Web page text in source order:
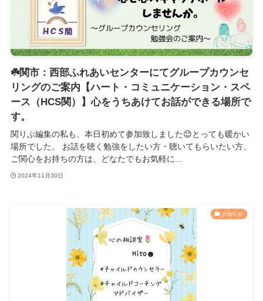
☘️関市：西部ふれあいセンターにてグループカウンセ
リングのご案内【ハート・コミュニケーション・スペ
ース（HCS関）】心をうちあけてお話ができる場所で
す。
関りぶ編集の私も、本日初めて参加致しました😊とっても暖かい
場所でした。 お話を聴く勉強をしたい方・聴いてもらいたい方、
ご関心をお持ちの方は、どなたでもお気軽に...
2024年11月30日
お知らせ